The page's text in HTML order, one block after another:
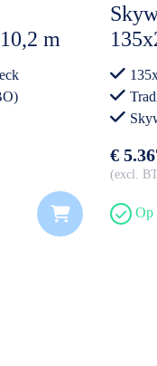
m
incl.
€
excl.
Op